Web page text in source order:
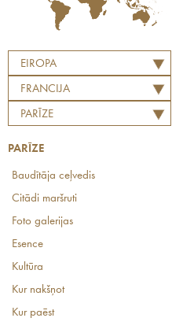
EIROPA
FRANCIJA
PARĪZE
PARĪZE
Baudītāja ceļvedis
Citādi maršruti
Foto galerijas
Esence
Kultūra
Kur nakšņot
Kur paēst